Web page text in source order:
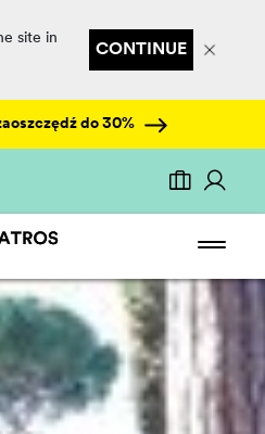
site in
CONTINUE
do 30%